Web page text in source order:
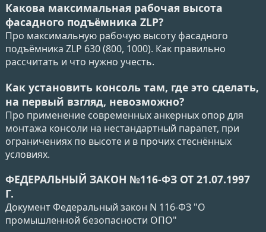
Какова максимальная рабочая высота
фасадного подъёмника ZLP?
Про максимальную рабочую высоту фасадного
подъёмника ZLP 630 (800, 1000). Как правильно
рассчитать и что нужно учесть.
Как установить консоль там, где это сделать,
на первый взгляд, невозможно?
Про применение современных анкерных опор для
монтажа консоли на нестандартный парапет, при
ограничениях по высоте и в прочих стеснённых
условиях.
ФЕДЕРАЛЬНЫЙ ЗАКОН №116-ФЗ ОТ 21.07.1997
Г.
Документ Федеральный закон N 116-ФЗ "О
промышленной безопасности ОПО"